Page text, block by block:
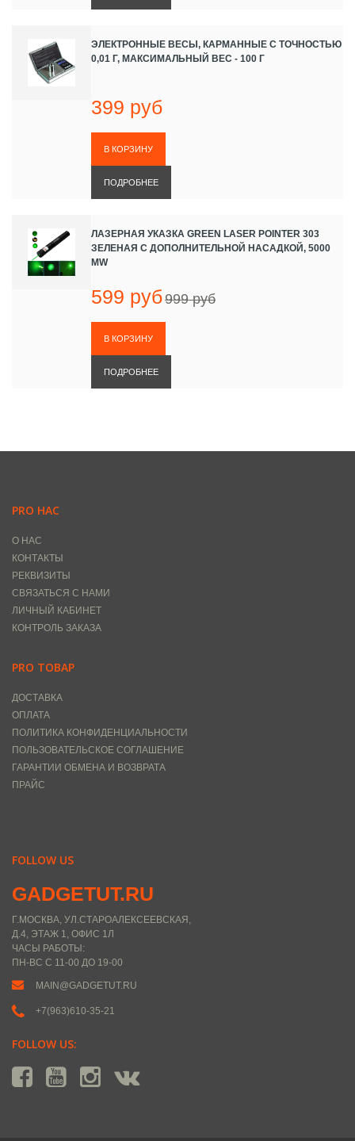
ЭЛЕКТРОННЫЕ ВЕСЫ, КАРМАННЫЕ С ТОЧНОСТЬЮ
0,01 Г, МАКСИМАЛЬНЫЙ ВЕС - 100 Г
399 руб
ПОДРОБНЕЕ
ЛАЗЕРНАЯ УКАЗКА GREEN LASER POINTER 303
ЗЕЛЕНАЯ С ДОПОЛНИТЕЛЬНОЙ НАСАДКОЙ, 5000
MW
599 руб999 руб
ПОДРОБНЕЕ
PRO НАС
О НАС
КОНТАКТЫ
РЕКВИЗИТЫ
СВЯЗАТЬСЯ С НАМИ
ЛИЧНЫЙ КАБИНЕТ
КОНТРОЛЬ ЗАКАЗА
PRO ТОВАР
ДОСТАВКА
ОПЛАТА
ПОЛИТИКА КОНФИДЕНЦИАЛЬНОСТИ
ПОЛЬЗОВАТЕЛЬСКОЕ СОГЛАШЕНИЕ
ГАРАНТИИ ОБМЕНА И ВОЗВРАТА
ПРАЙС
FOLLOW US
GADGETUT.RU
Г.МОСКВА, УЛ.СТАРОАЛЕКСЕЕВСКАЯ,
Д.4, ЭТАЖ 1, ОФИС 1Л
ЧАСЫ РАБОТЫ:
ПН-ВС С 11-00 ДО 19-00
MAIN@GADGETUT.RU
+7(963)610-35-21
FOLLOW US: